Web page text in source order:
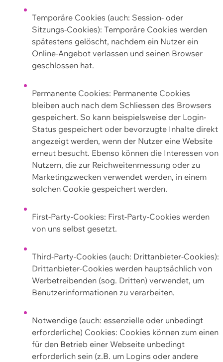
Temporäre Cookies (auch: Session- oder
Sitzungs-Cookies): Temporäre Cookies werden
spätestens gelöscht, nachdem ein Nutzer ein
Online-Angebot verlassen und seinen Browser
geschlossen hat.
Permanente Cookies: Permanente Cookies
bleiben auch nach dem Schliessen des Browsers
gespeichert. So kann beispielsweise der Login-
Status gespeichert oder bevorzugte Inhalte direkt
angezeigt werden, wenn der Nutzer eine Website
erneut besucht. Ebenso können die Interessen von
Nutzern, die zur Reichweitenmessung oder zu
Marketingzwecken verwendet werden, in einem
solchen Cookie gespeichert werden.
First-Party-Cookies: First-Party-Cookies werden
von uns selbst gesetzt.
Third-Party-Cookies (auch: Drittanbieter-Cookies):
Drittanbieter-Cookies werden hauptsächlich von
Werbetreibenden (sog. Dritten) verwendet, um
Benutzerinformationen zu verarbeiten.
Notwendige (auch: essenzielle oder unbedingt
erforderliche) Cookies: Cookies können zum einen
für den Betrieb einer Webseite unbedingt
erforderlich sein (z.B. um Logins oder andere